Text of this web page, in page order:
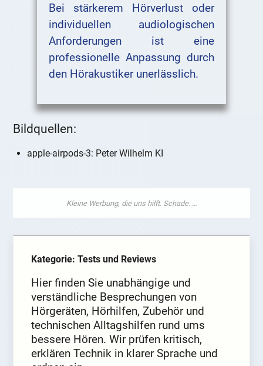
Bei stärkerem Hörverlust oder
individuellen audiologischen
Anforderungen ist eine
professionelle Anpassung durch
den Hörakustiker unerlässlich.
Bildquellen:
apple-airpods-3: Peter Wilhelm KI
Kategorie: Tests und Reviews
Hier finden Sie unabhängige und
verständliche Besprechungen von
Hörgeräten, Hörhilfen, Zubehör und
technischen Alltagshilfen rund ums
bessere Hören. Wir prüfen kritisch,
erklären Technik in klarer Sprache und